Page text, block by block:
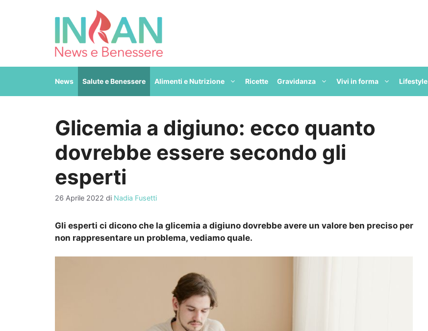
News Salute e Benessere Alimenti e Nutrizione Ricette Gravidanza Vivi in forma Lifestyle
Glicemia a digiuno: ecco quanto
dovrebbe essere secondo gli
esperti
26 Aprile 2022 di Nadia Fusetti
Gli esperti ci dicono che la glicemia a digiuno dovrebbe avere un valore ben preciso per
non rappresentare un problema, vediamo quale.